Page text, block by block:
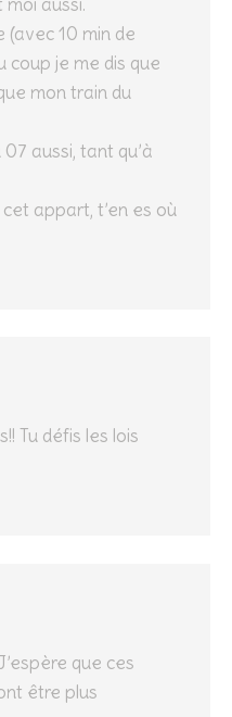
10 min de
coup je me dis que
mon train du
aussi, tant qu’à
appart, t’en es où
Tu défis les lois
que ces
être plus